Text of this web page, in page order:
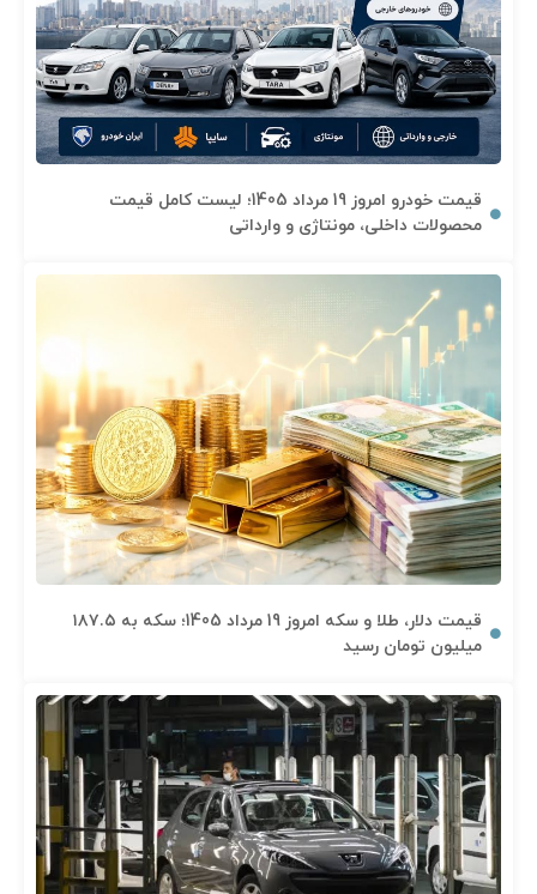
قیمت خودرو امروز 19 مرداد 1405؛ لیست کامل قیمت
محصولات داخلی، مونتاژی و وارداتی
قیمت دلار، طلا و سکه امروز 19 مرداد 1405؛ سکه به ۱۸۷.۵
میلیون تومان رسید